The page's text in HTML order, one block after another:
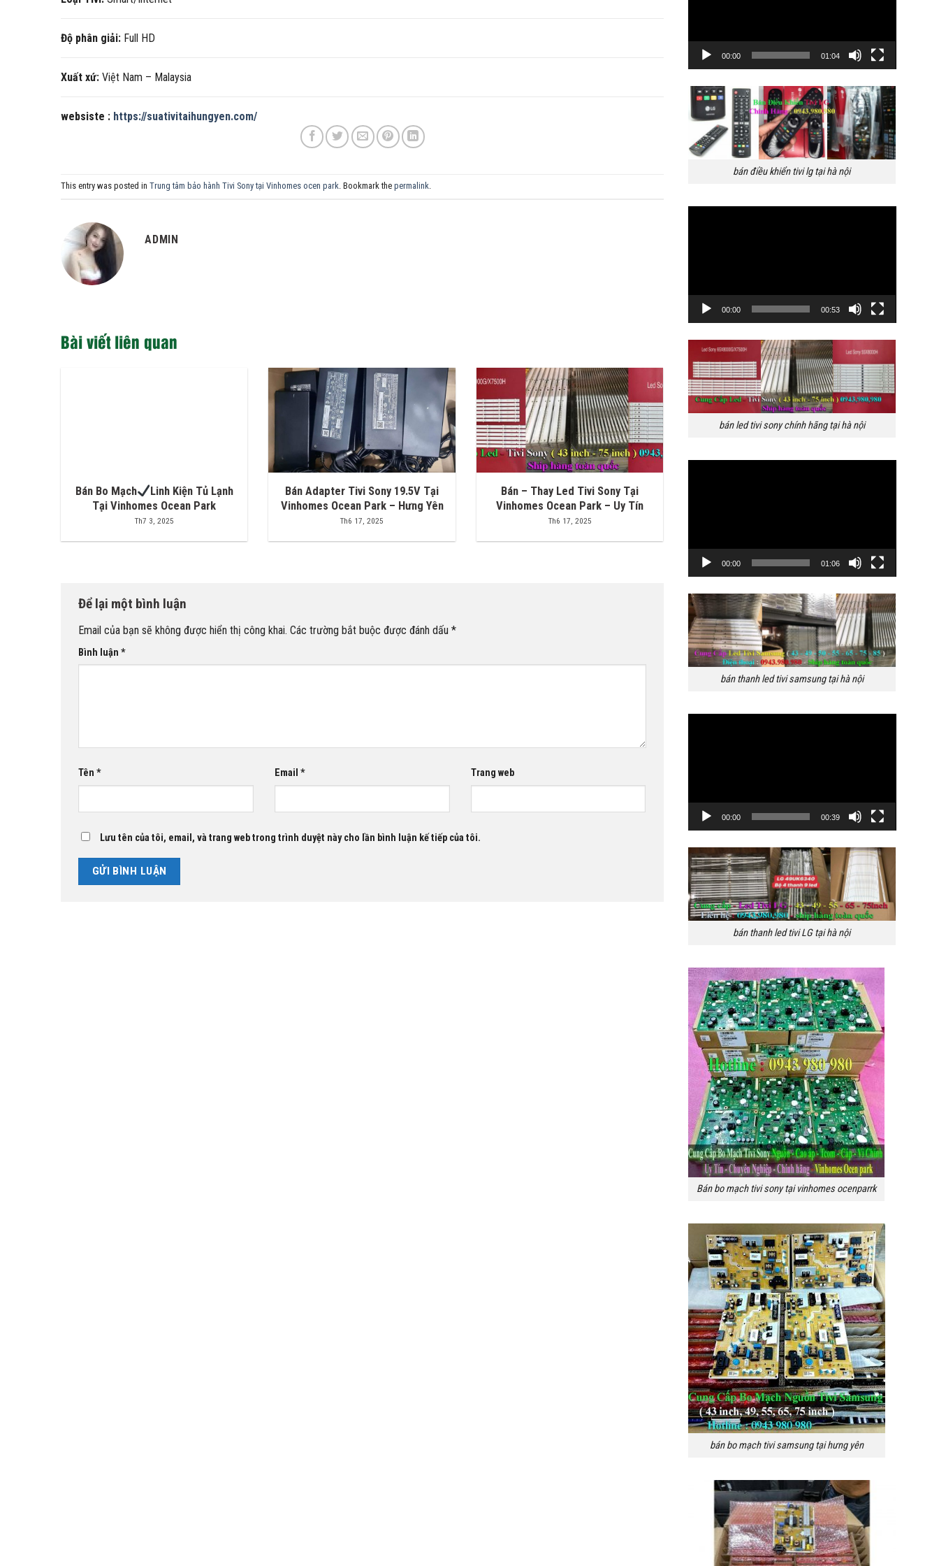
Độ phân giải: Full HD
Xuất xứ: Việt Nam – Malaysia
websiste : https://suativitaihungyen.com/
This entry was posted in Trung tâm bảo hành Tivi Sony tại Vinhomes ocen park. Bookmark the permalink.
ADMIN
Bài viết liên quan
Bán Bo Mạch
Linh Kiện Tủ Lạnh
Tại Vinhomes Ocean Park
Th7 3, 2025
Bán Adapter Tivi Sony 19.5V Tại
Vinhomes Ocean Park – Hưng Yên
Th6 17, 2025
Bán – Thay Led Tivi Sony Tại
Vinhomes Ocean Park – Uy Tín
Th6 17, 2025
Để lại một bình luận
Email của bạn sẽ không được hiển thị công khai. Các trường bắt buộc được đánh dấu *
Bình luận *
Tên * Email * Trang web
Lưu tên của tôi, email, và trang web trong trình duyệt này cho lần bình luận kế tiếp của tôi.
00:00 01:04
bán điều khiển tivi lg tại hà nội
00:00 00:53
bán led tivi sony chính hãng tại hà nội
00:00 01:06
bán thanh led tivi samsung tại hà nội
00:00 00:39
bán thanh led tivi LG tại hà nội
Bán bo mạch tivi sony tại vinhomes ocenparrk
bán bo mạch tivi samsung tại hưng yên